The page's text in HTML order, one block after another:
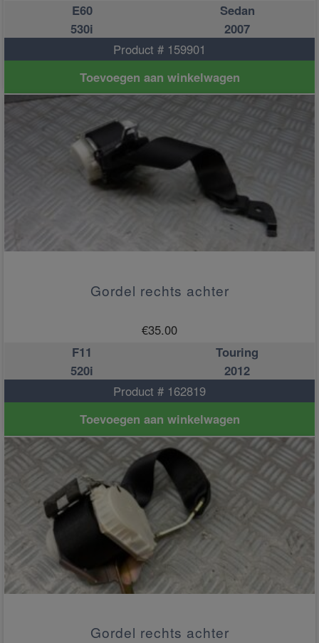
E60
Sedan
530i
2007
Product # 159901
Toevoegen aan winkelwagen
Gordel rechts achter
€35.00
F11
Touring
520i
2012
Product # 162819
Toevoegen aan winkelwagen
Gordel rechts achter